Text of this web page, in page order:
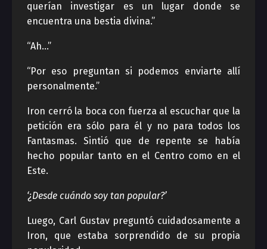
querían investigar es un lugar donde se
encuentra una bestia divina.”
“Ah…”
“Por eso preguntan si podemos enviarte allí
personalmente.”
Iron cerró la boca con fuerza al escuchar que la
petición era sólo para él y no para todos los
Fantasmas. Sintió que de repente se había
hecho popular tanto en el Centro como en el
Este.
‘¿Desde cuándo soy tan popular?’
Luego, Carl Gustav preguntó cuidadosamente a
Iron, que estaba sorprendido de su propia